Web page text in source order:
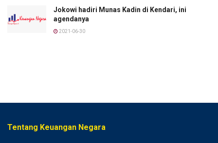
Jokowi hadiri Munas Kadin di Kendari, ini
agendanya
2021-06-30
Tentang Keuangan Negara